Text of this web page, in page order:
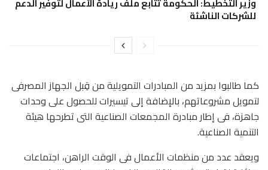
للشركات الناشئة
كما طالبوا بمزيد من المبادرات التمويلية من قِبل الجهاز المصرفى
لتمويل مشروعاتهم، بالإضافة إلى تيسيرات للحصول على وحدات
جاهزة، فى إطار مبادرة المجمعات الصناعية التى تطرحها هيئة
التنمية الصناعية.
ويعقد عدد من منظمات الأعمال فى الوقت الراهن، اجتماعات